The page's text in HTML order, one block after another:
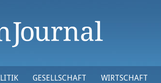
GESELLSCHAFT WIRTSCHAFT